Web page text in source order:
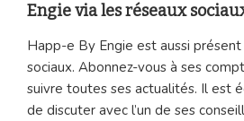
Engie via les réseaux
Happ-e By Engie est aussi
sociaux. Abonnez-vous à ses
suivre toutes ses actualités. Il est
de discuter avec l’un de ses